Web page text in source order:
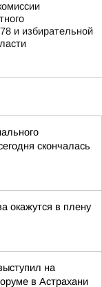
и избирательной
скончалась
окажутся в плену
на
в Астрахани